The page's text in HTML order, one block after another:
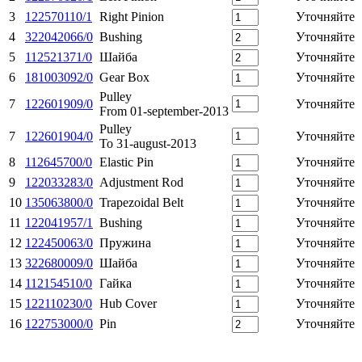
3
122570110/1 Right Pinion
Уточняйте
4
322042066/0 Bushing
Уточняйте
5
112521371/0 Шайба
Уточняйте
6
181003092/0 Gear Box
Уточняйте
7
122601909/0
Pulley
From 01-september-2013
Уточняйте
7 122601904/0
Pulley
To 31-august-2013
Уточняйте
8
112645700/0 Elastic Pin
Уточняйте
9
122033283/0 Adjustment Rod
Уточняйте
10 135063800/0 Trapezoidal Belt
Уточняйте
11 122041957/1 Bushing
Уточняйте
12 122450063/0 Пружина
Уточняйте
13 322680009/0 Шайба
Уточняйте
14 112154510/0 Гайка
Уточняйте
15 122110230/0 Hub Cover
Уточняйте
16 122753000/0 Pin Уточняйте